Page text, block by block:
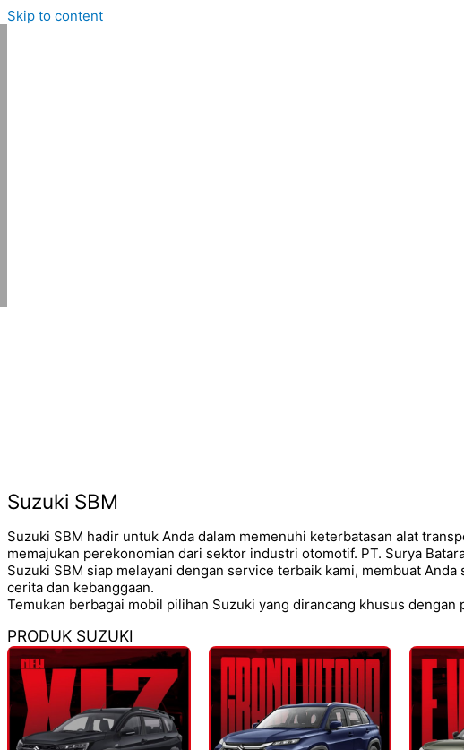
Skip to content
Suzuki SBM
Suzuki SBM hadir untuk Anda dalam memenuhi keterbatasan alat
memajukan perekonomian dari sektor industri otomotif. PT. Surya
Suzuki SBM siap melayani dengan service terbaik kami, membuat
cerita dan kebanggaan.
Temukan berbagai mobil pilihan Suzuki yang dirancang khusus
PRODUK SUZUKI